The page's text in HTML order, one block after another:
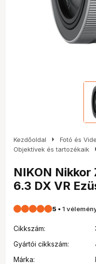
Kezdőoldal arrow_right Fotó és
Objektívek és tartozékaik
NIKON
6.3 DX VR
5 • 1
Cikkszám:
Gyártói cikkszám:
Márka: